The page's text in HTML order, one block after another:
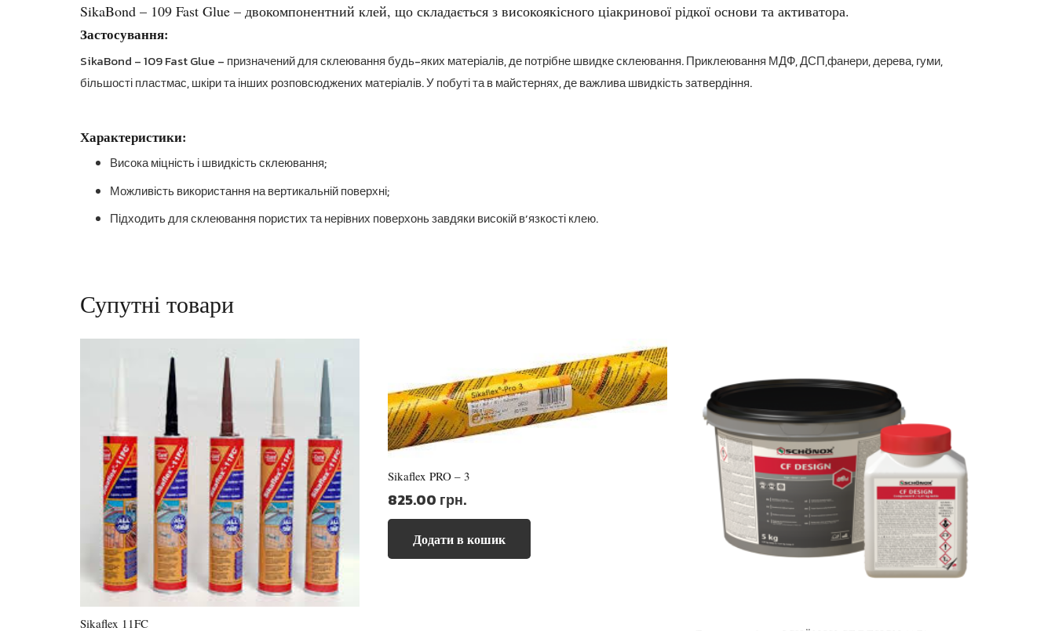
SikaBond – 109 Fast Glue – двокомпонентний клей, що складається з високоякісного ціакринової рідкої основи та активатора.
Застосування:
SikaBond – 109 Fast Glue – призначений для склеювання будь-яких матеріалів, де потрібне швидке склеювання. Приклеювання МДФ, ДСП,фанери, дерева, гуми,
більшості пластмас, шкіри та інших розповсюджених матеріалів. У побуті та в майстернях, де важлива швидкість затвердіння.
Характеристики:
Висока міцність і швидкість склеювання;
Можливість використання на вертикальній поверхні;
Підходить для склеювання пористих та нерівних поверхонь завдяки високій в’язкості клею.
Супутні товари
Sikaflex 11FC
Sikaflex PRO – 3
825.00 грн.
Додати в кошик